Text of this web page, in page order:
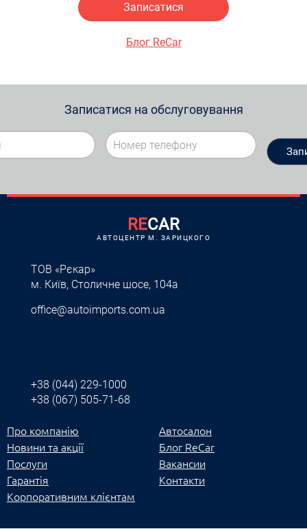
Записатися
Блог ReCar
Записатися на обслуговування
RECAR
АВТОЦЕНТР M. ЗАРИЦКОГО
ТОВ «Рєкар»
м. Київ, Столичне шосе, 104а
office@autoimports.com.ua
+38 (044) 229-1000
+38 (067) 505-71-68
Про компанію
Новини та акції
Послуги
Гарантія
Корпоративним клієнтам
Автосалон
Блог ReCar
Вакансии
Контакти